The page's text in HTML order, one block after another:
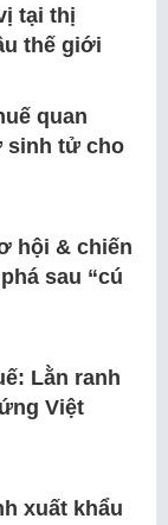
tại thị
thế giới
quan
sinh tử cho
hội & chiến
sau “cú
Lằn ranh
Việt
xuất khẩu